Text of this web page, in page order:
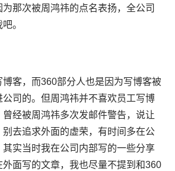
那次被周鸿祎的点名表扬，全公司
。
客，而360部分人也是因为写博客被
司的。但周鸿祎并不喜欢员工写博
经被周鸿祎多次发邮件警告，说让
去追求外面的虚荣，有时间多在公
实当时我在公司内部写的一些分享
面写的文章，我也尽量不提到和360